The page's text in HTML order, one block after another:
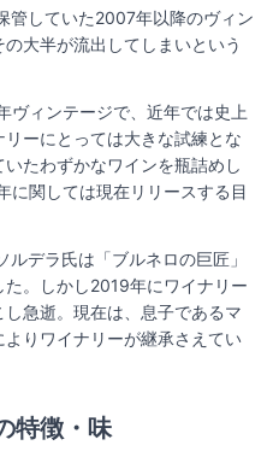
管していた2007年以降のヴィン
大半が流出してしまいという
ヴィンテージで、近年では史上
ーにとっては大きな試練とな
たわずかなワインを瓶詰めし
に関しては現在リリースする目
デラ氏は「ブルネロの巨匠」
。しかし2019年にワイナリー
急逝。現在は、息子であるマ
りワイナリーが継承さえてい
特徴・味